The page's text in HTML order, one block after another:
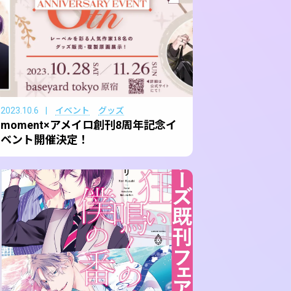
2023.10.6 イベント グッズ
moment×アメイロ創刊8周年記念イ
ベント開催決定！